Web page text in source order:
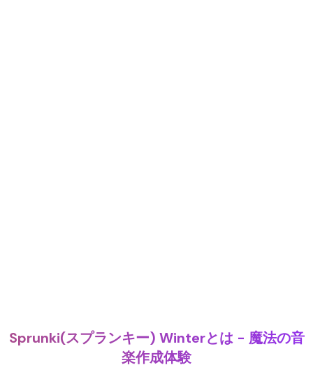
Sprunki(スプランキー) Winterとは - 魔法の音
楽作成体験